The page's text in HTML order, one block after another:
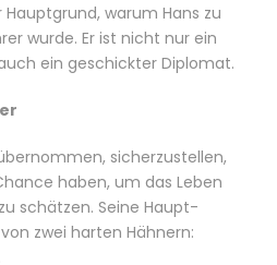
warum Hans zu
wurde. Er ist nicht nur ein
ein geschickter Diplomat.
sicherzustellen,
haben, um das Leben
schätzen. Seine Haupt-
zwei harten Hähnern: